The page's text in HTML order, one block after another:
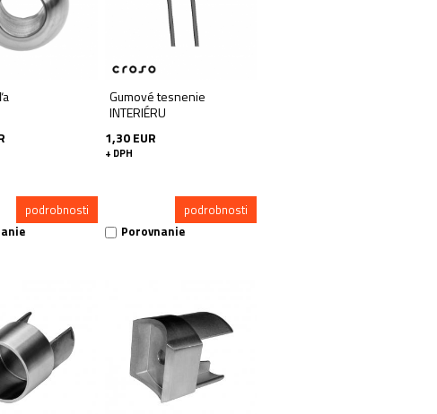
podrobnosti
Gumové tesnenie
INTERIÉRU
1,30 EUR
+ DPH
podrobnosti
Porovnanie